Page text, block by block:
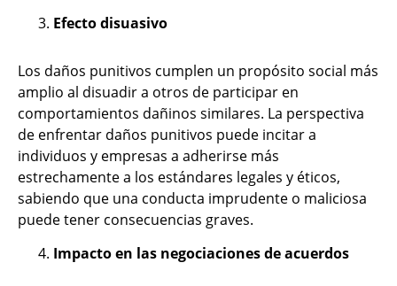
Efecto disuasivo
Los daños punitivos cumplen un propósito social más
amplio al disuadir a otros de participar en
comportamientos dañinos similares. La perspectiva
de enfrentar daños punitivos puede incitar a
individuos y empresas a adherirse más
estrechamente a los estándares legales y éticos,
sabiendo que una conducta imprudente o maliciosa
puede tener consecuencias graves.
Impacto en las negociaciones de acuerdos